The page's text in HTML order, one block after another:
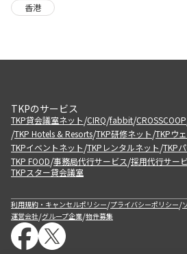
香港
TKPのサービス
TKP貸会議室ネット/CIRQ/fabbit/CROSSCOOP
/TKP Hotels & Resorts/TKP研修ネット/TKPウ
TKPイベントネット/TKPレンタルネット/TKP
TKP FOOD/事務局代行サービス/採用代行サー
TKPスター貸会議室
利用規約・キャンセルポリシー/プライバシーポリシー/
運営会社/グループ企業/物件募集